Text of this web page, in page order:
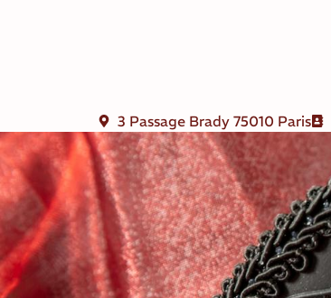
3 Passage Brady 75010 Paris